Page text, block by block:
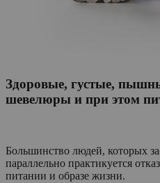
Здоровые, густые,
шевелюры и при этом
Большинство людей, которых
параллельно практикуется
питании и образе жизни.